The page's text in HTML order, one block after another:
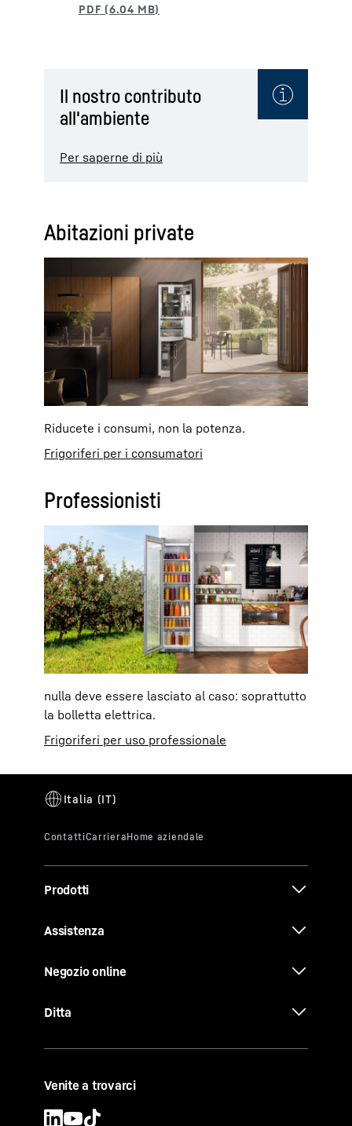
Il nostro contributo
all'ambiente
Per saperne di più
Abitazioni private
Riducete i consumi, non la potenza.
Frigoriferi per i consumatori
Professionisti
nulla deve essere lasciato al caso: soprattutto
la bolletta elettrica.
Frigoriferi per uso professionale
Prodotti
Assistenza
Negozio online
Ditta
Venite a trovarci